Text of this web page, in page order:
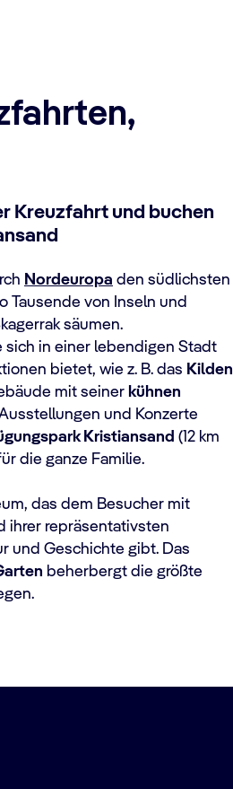
Kreuzfahrt und buchen
Nordeuropa den südlichsten
Tausende von Inseln und
säumen.
sich in einer lebendigen Stadt
bietet, wie z. B. das Kilden
mit seiner kühnen
und Konzerte
Kristiansand (12 km
die ganze Familie.
das dem Besucher mit
ihrer repräsentativsten
und Geschichte gibt. Das
beherbergt die größte